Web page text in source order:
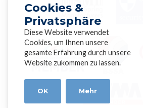
Cookies &
Privatsphäre
Diese Website verwendet
Cookies, um Ihnen unsere
gesamte Erfahrung durch unsere
Website zukommen zu lassen.
OK Mehr